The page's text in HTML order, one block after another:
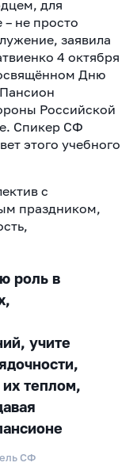
для
– не просто
заявила
4 октября
Дню
Российской
Спикер СФ
этого учебного
с
праздником,
роль в
учите
теплом,
СФ